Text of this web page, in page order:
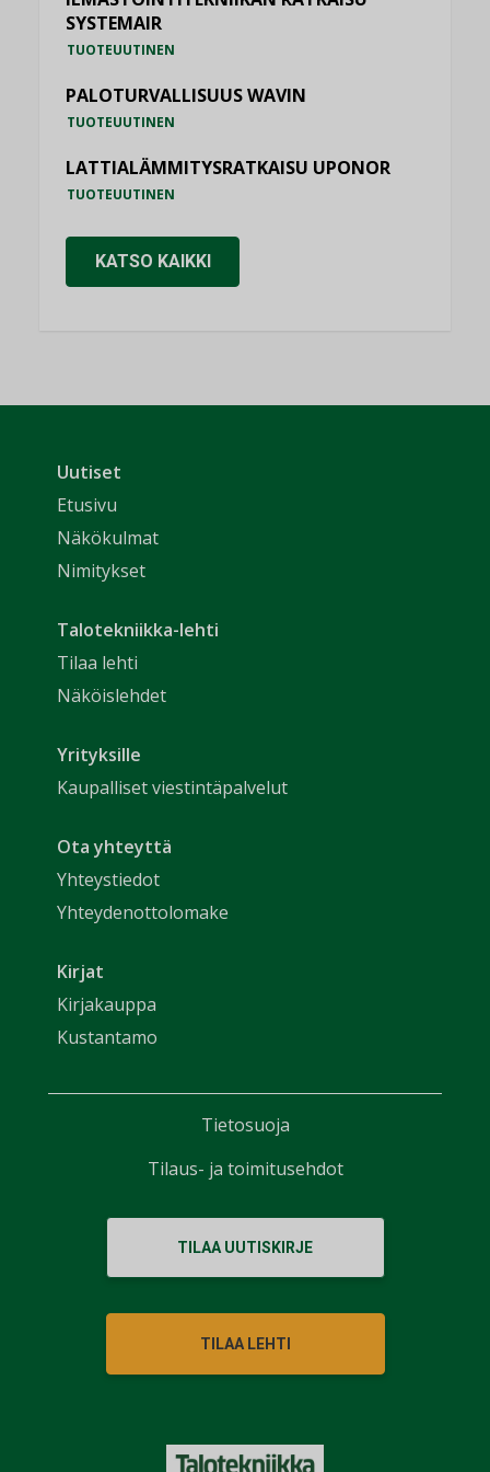
SYSTEMAIR
TUOTEUUTINEN
PALOTURVALLISUUS WAVIN
TUOTEUUTINEN
LATTIALÄMMITYSRATKAISU UPONOR
TUOTEUUTINEN
KATSO KAIKKI
Uutiset
Etusivu
Näkökulmat
Nimitykset
Talotekniikka-lehti
Tilaa lehti
Näköislehdet
Yrityksille
Kaupalliset viestintäpalvelut
Ota yhteyttä
Yhteystiedot
Yhteydenottolomake
Kirjat
Kirjakauppa
Kustantamo
TILAA UUTISKIRJE
TILAA LEHTI
Tietosuoja
Tilaus- ja toimitusehdot